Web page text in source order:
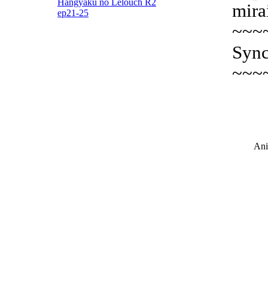
Hangyaku no Lelouch R2
ep21-25